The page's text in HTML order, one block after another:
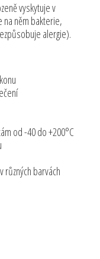
vyskytuje v
na něm bakterie,
alergie).
od -40 do +200°C
různých barvách